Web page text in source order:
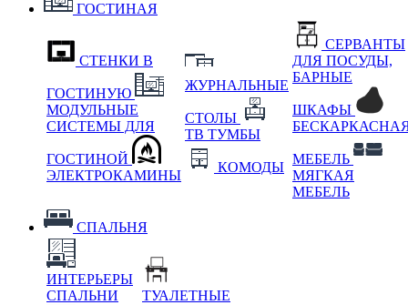
ГОСТИНАЯ
СТЕНКИ В
ГОСТИНУЮ
МОДУЛЬНЫЕ
СИСТЕМЫ ДЛЯ
ГОСТИНОЙ
ЭЛЕКТРОКАМИНЫ
ЖУРНАЛЬНЫЕ
СТОЛЫ
ТВ ТУМБЫ
КОМОДЫ
СЕРВАНТЫ
ДЛЯ ПОСУДЫ,
БАРНЫЕ
ШКАФЫ
МЕБЕЛЬ
МЯГКАЯ
МЕБЕЛЬ
СПАЛЬНЯ
ИНТЕРЬЕРЫ
СПАЛЬНИ
ТУАЛЕТНЫЕ